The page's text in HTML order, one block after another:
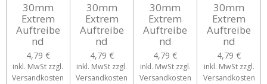
30mm
Extrem
Auftreibe
nd
4,79 €
inkl. MwSt zzgl.
Versandkosten
30mm
Extrem
Auftreibe
nd
4,79 €
inkl. MwSt zzgl.
Versandkosten
30mm
Extrem
Auftreibe
nd
4,79 €
inkl. MwSt zzgl.
Versandkosten
30mm
Extrem
Auftreibe
nd
4,79 €
inkl. MwSt zzgl.
Versandkosten